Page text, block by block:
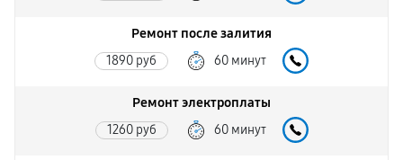
Ремонт после залития
1890 руб 60 минут
Ремонт электроплаты
1260 руб 60 минут